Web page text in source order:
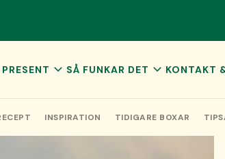
PRESENT SÅ FUNKAR DET KONTAKT
INSPIRATION TIDIGARE BOXAR